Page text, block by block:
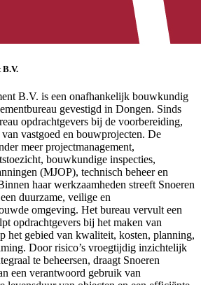
B.V.
B.V. is een onafhankelijk bouwkundig
gevestigd in Dongen. Sinds
opdrachtgevers bij de voorbereiding,
vastgoed en bouwprojecten. De
meer projectmanagement,
bouwkundige inspecties,
(MJOP), technisch beheer en
haar werkzaamheden streeft Snoeren
duurzame, veilige en
omgeving. Het bureau vervult een
opdrachtgevers bij het maken van
het gebied van kwaliteit, kosten, planning,
Door risico’s vroegtijdig inzichtelijk
te beheersen, draagt Snoeren
een verantwoord gebruik van